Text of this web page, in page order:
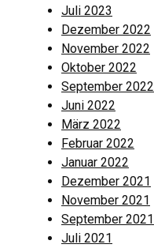
Juli 2023
Dezember 2022
November 2022
Oktober 2022
September 2022
Juni 2022
März 2022
Februar 2022
Januar 2022
Dezember 2021
November 2021
September 2021
Juli 2021